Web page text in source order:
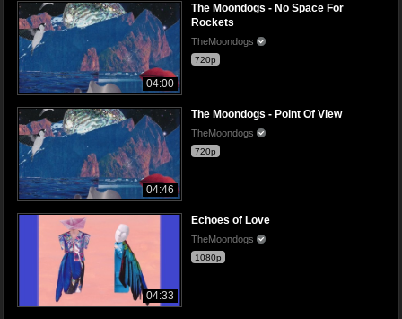
04:00
The Moondogs - No Space For
Rockets
TheMoondogs
720p
04:46
The Moondogs - Point Of View
TheMoondogs
720p
04:33
Echoes of Love
TheMoondogs
1080p